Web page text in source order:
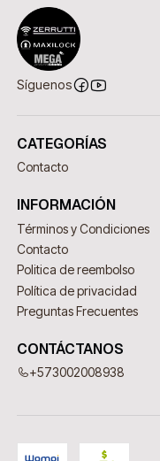
Síguenos
CATEGORÍAS
Contacto
INFORMACIÓN
Términos y Condiciones
Contacto
Politica de reembolso
Política de privacidad
Preguntas Frecuentes
CONTÁCTANOS
+573002008938